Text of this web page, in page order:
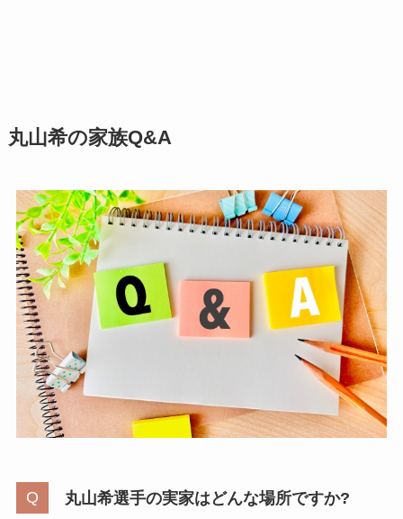
丸山希の家族Q&A
丸山希選手の実家はどんな場所ですか?